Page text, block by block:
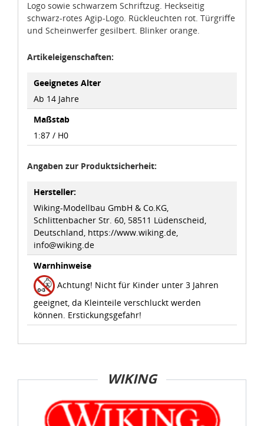
auf Ihrem Bildschirm anpassen und damit widerrufen.
idee+spiel Betriebs-GmbH
Logo sowie schwarzem Schriftzug. Heckseitig
schwarz-rotes Agip-Logo. Rückleuchten rot. Türgriffe
und Scheinwerfer gesilbert. Blinker orange.
Artikeleigenschaften:
Geeignetes Alter
Ab 14 Jahre
Maßstab
1:87 / H0
Angaben zur Produktsicherheit:
Hersteller:
Wiking-Modellbau GmbH & Co.KG,
Schlittenbacher Str. 60, 58511 Lüdenscheid,
Deutschland, https://www.wiking.de,
info@wiking.de
Warnhinweise
Achtung! Nicht für Kinder unter 3 Jahren
geeignet, da Kleinteile verschluckt werden
können. Erstickungsgefahr!
WIKING